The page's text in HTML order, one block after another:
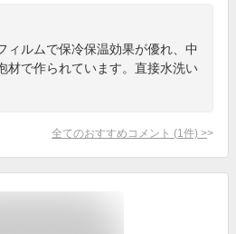
ィルムで保冷保温効果が優れ、中
材で作られています。直接水洗い
全てのおすすめコメント (1 件) >